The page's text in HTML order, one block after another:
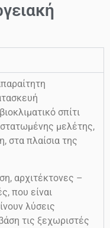
σπίτι
μελέτης,
στα πλαίσια της
αρχιτέκτονες –
που είναι
λύσεις
τις ξεχωριστές